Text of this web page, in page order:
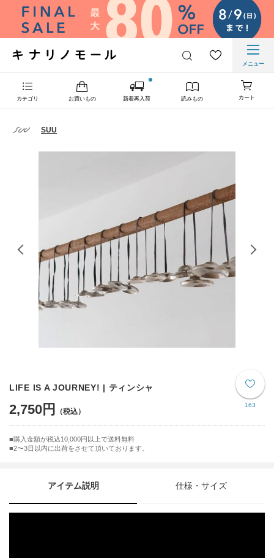
メニュー
カテゴリ お買いもの 新着再入荷 読みもの カート
SUU
163
LIFE IS A JOURNEY! | ティンシャ
2,750円
購入金額が税込10,000円以上で送料無料
2〜3日以内に出荷をさせて頂いております。
アイテム説明 仕様・サイズ